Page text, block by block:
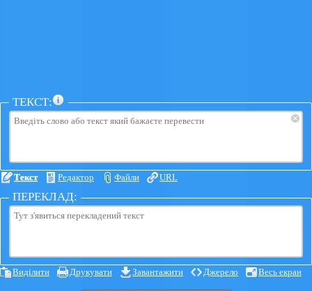
ТЕКСТ:
×
Текст Редактор Файли URL
ПЕРЕКЛАД:
Виділити Друкувати Завантажити Джерело Весь екран